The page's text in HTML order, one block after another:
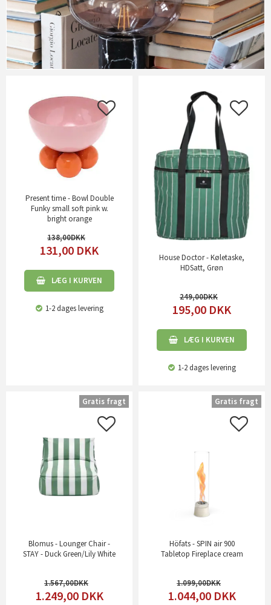
Present time - Bowl Double
Funky small soft pink w.
bright orange
138,00
131,00 DKK
LÆG I KURVEN
1-2 dages levering
House Doctor - Køletaske,
HDSatt, Grøn
249,00
195,00 DKK
LÆG I KURVEN
1-2 dages levering
Blomus - Lounger Chair -
STAY - Duck Green/Lily White
1.567,00
1.249,00 DKK
Gratis fragt
Höfats - SPIN air 900
Tabletop Fireplace cream
1.099,00
1.044,00 DKK
Gratis fragt